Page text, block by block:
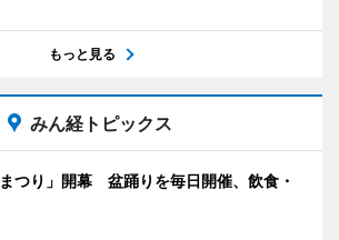
もっと見る
みん経トピックス
つり」開幕 盆踊りを毎日開催、飲食・